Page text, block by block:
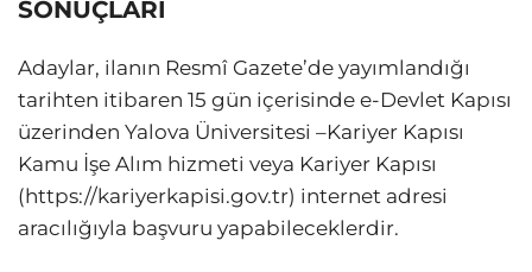
SONUÇLARI
Adaylar, ilanın Resmî Gazete’de yayımlandığı
tarihten itibaren 15 gün içerisinde e-Devlet Kapısı
üzerinden Yalova Üniversitesi –Kariyer Kapısı
Kamu İşe Alım hizmeti veya Kariyer Kapısı
(https://kariyerkapisi.gov.tr) internet adresi
aracılığıyla başvuru yapabileceklerdir.